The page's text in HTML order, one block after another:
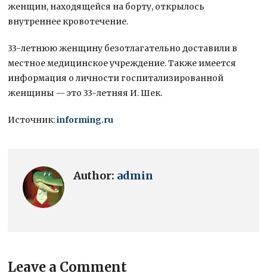
женщин, находящейся на борту, открылось
внутреннее кровотечение.
33-летнюю женщину безотлагательно доставили в
местное медицинское учреждение. Также имеется
информация о личности госпитализированной
женщины — это 33-летняя И. Шек.
Источник:informing.ru
Author: admin
Leave a Comment